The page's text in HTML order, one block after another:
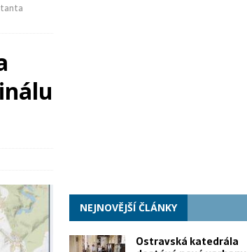
NEJNOVĚJŠÍ ČLÁNKY
Ostravská katedrála